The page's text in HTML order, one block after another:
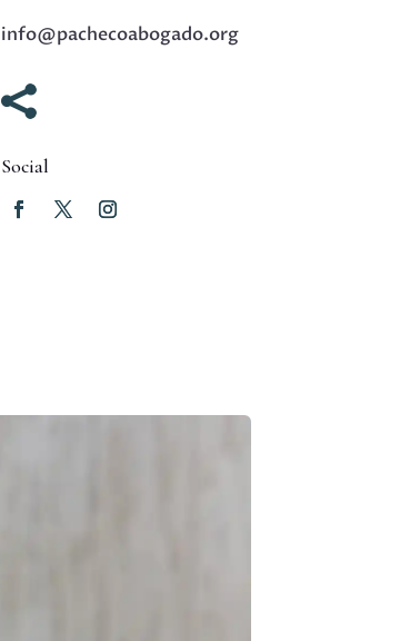
info@pachecoabogado.org

Social